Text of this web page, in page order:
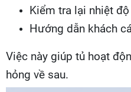
Kiểm tra lại nhiệt
Hướng dẫn khách
Việc này giúp tủ hoạt
hỏng về sau.